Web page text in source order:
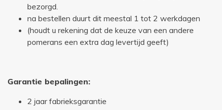
bezorgd.
na bestellen duurt dit meestal 1 tot 2 werkdagen
(houdt u rekening dat de keuze van een andere
pomerans een extra dag levertijd geeft)
Garantie bepalingen:
2 jaar fabrieksgarantie